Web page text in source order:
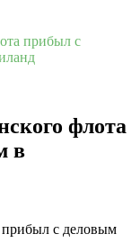
как
06.08.2026
транспорте: как
азбука:
прибыл с
флота
в